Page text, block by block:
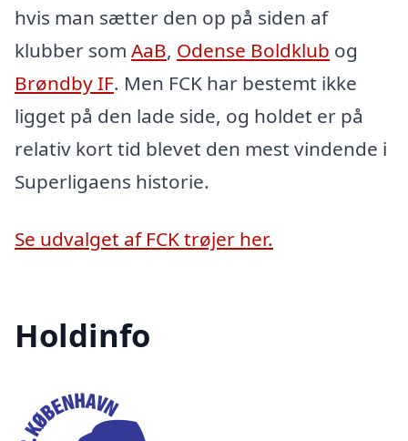
hvis man sætter den op på siden af
klubber som AaB, Odense Boldklub og
Brøndby IF. Men FCK har bestemt ikke
ligget på den lade side, og holdet er på
relativ kort tid blevet den mest vindende i
Superligaens historie.
Se udvalget af FCK trøjer her.
Holdinfo